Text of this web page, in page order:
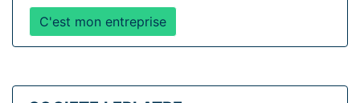
C'est mon entreprise